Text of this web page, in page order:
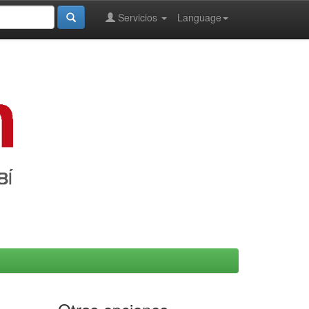
Language
Servicios